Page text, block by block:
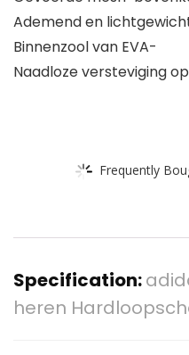
Ademend en
Binnenzool van EVA-
Naadloze versteviging
Frequently
Specification:
heren